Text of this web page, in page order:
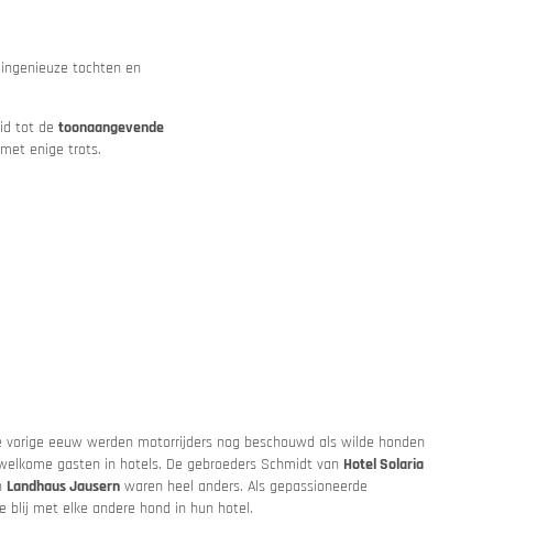
tochten en
tot de toonaangevende
enige trots.
vorige eeuw werden motorrijders nog beschouwd als wilde honden
gasten in hotels. De gebroeders Schmidt van Hotel Solaria
Landhaus Jausern waren heel anders. Als gepassioneerde
blij met elke andere hond in hun hotel.